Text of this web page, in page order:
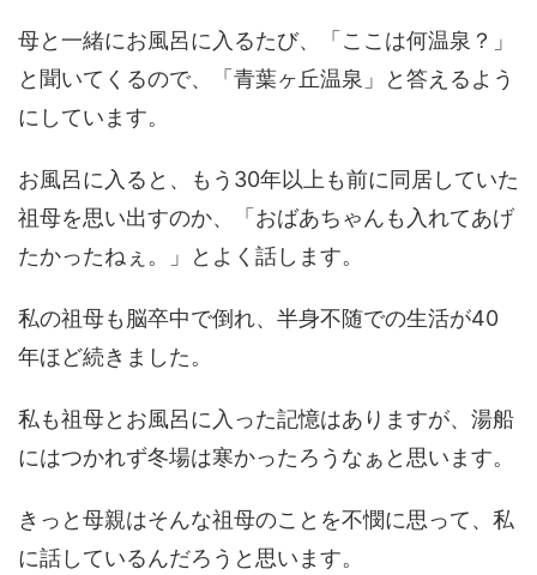
母と一緒にお風呂に入るたび、「ここは何温泉？」
と聞いてくるので、「青葉ヶ丘温泉」と答えるよう
にしています。
お風呂に入ると、もう30年以上も前に同居していた
祖母を思い出すのか、「おばあちゃんも入れてあげ
たかったねぇ。」とよく話します。
私の祖母も脳卒中で倒れ、半身不随での生活が40
年ほど続きました。
私も祖母とお風呂に入った記憶はありますが、湯船
にはつかれず冬場は寒かったろうなぁと思います。
きっと母親はそんな祖母のことを不憫に思って、私
に話しているんだろうと思います。